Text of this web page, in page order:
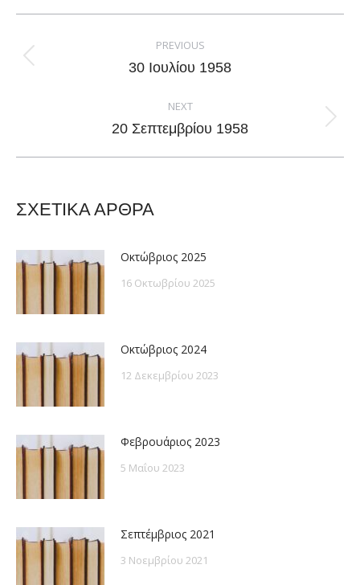
Facebook
X
PinterestLinkedIn
navigation
PREVIOUS
Previous
30 Ιουλίου 1958
NEXT
Next
20 Σεπτεμβρίου 1958
ΣΧΕΤΙΚΑ ΑΡΘΡΑ
Οκτώβριος 2025
16 Οκτωβρίου 2025
Οκτώβριος 2024
12 Δεκεμβρίου 2023
Φεβρουάριος 2023
5 Μαΐου 2023
Σεπτέμβριος 2021
3 Νοεμβρίου 2021